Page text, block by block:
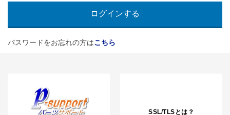
パスワードをお忘れの方はこちら
SSL/TLSとは？